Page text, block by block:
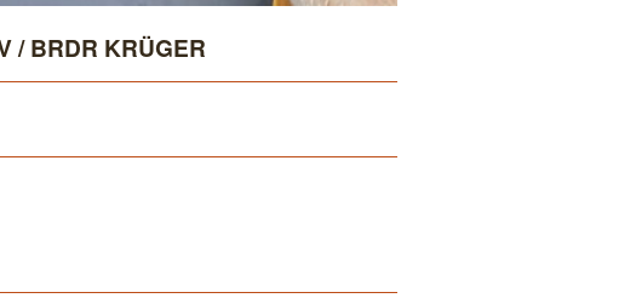
/ BRDR KRÜGER